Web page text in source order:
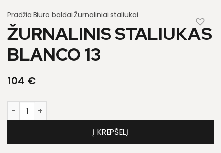
Pradžia Biuro baldai Žurnaliniai staliukai
ŽURNALINIS STALIUKAS
BLANCO 13
104 €
produkto kiekis: Žurnalinis staliukas Blanco 13
Į KREPŠELĮ